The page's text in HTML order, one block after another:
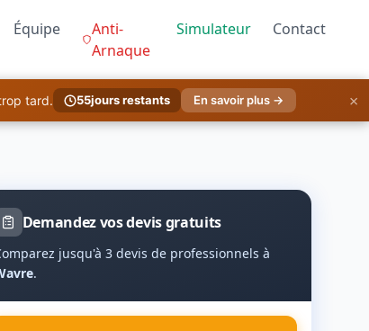
Équipe
Anti-
Arnaque
Simulateur Contact
tard. 55jours restants En savoir plus → ×
Demandez vos devis gratuits
jusqu'à 3 devis de professionnels à
.